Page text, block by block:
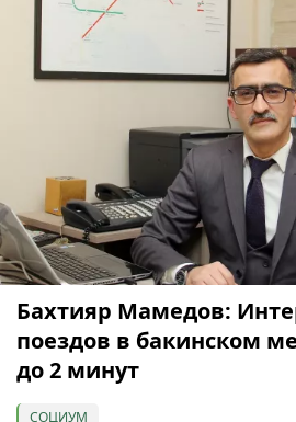
Бахтияр Мамедов:
поездов в бакинском
до 2 минут
СОЦИУМ